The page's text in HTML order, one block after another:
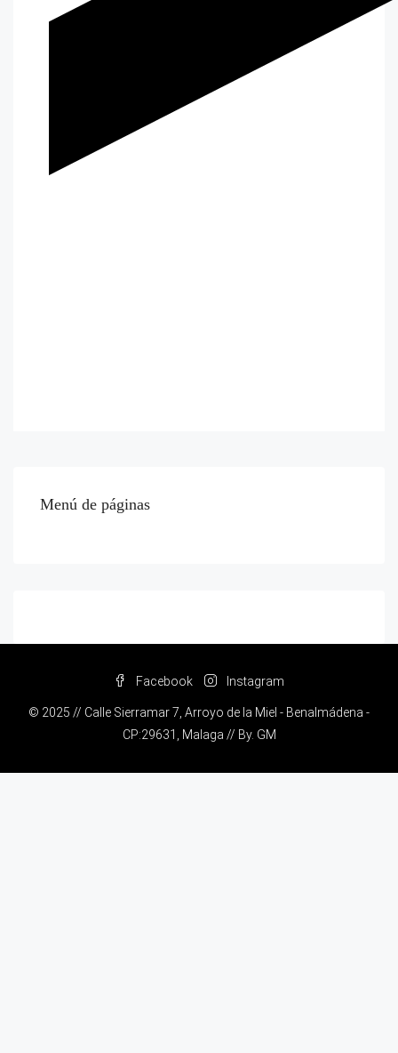
Menú de páginas
Facebook Instagram
© 2025 // Calle Sierramar 7, Arroyo de la Miel - Benalmádena -
CP:29631, Malaga // By. GM